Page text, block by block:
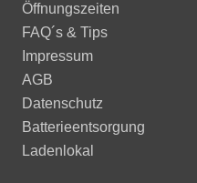
Öffnungszeiten
FAQ´s & Tips
Impressum
AGB
Datenschutz
Batterieentsorgung
Ladenlokal